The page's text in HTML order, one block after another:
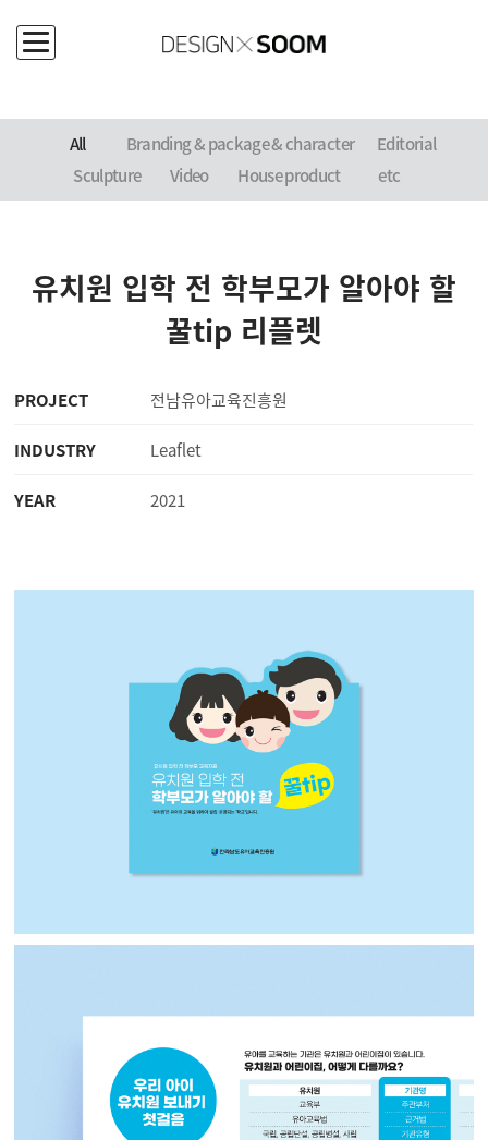
PORTFOLIO
All Branding& package & character
Editorial
Sculpture
Video House product etc
유치원 입학 전 학부모가 알아야 할
꿀tip 리플렛
PROJECT 전남유아교육진흥원
INDUSTRY Leaflet
YEAR 2021